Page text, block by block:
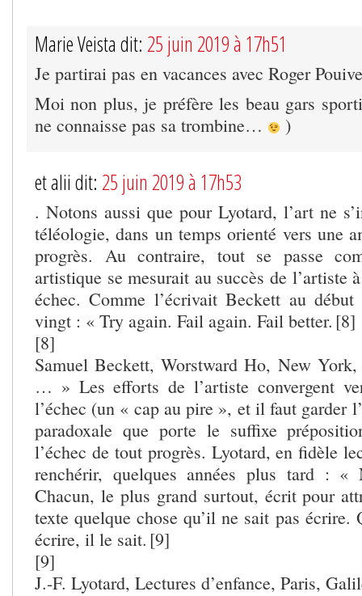
Marie Veista dit: 25 juin 2019 à 17h51
Je partirai pas en vacances avec Roger
Moi non plus, je préfère les beau gars
ne connaisse pas sa trombine…
)
et alii dit: 25 juin 2019 à 17h53
. Notons aussi que pour Lyotard, l’art ne
téléologie, dans un temps orienté vers une
progrès. Au contraire, tout se passe
artistique se mesurait au succès de l’artiste
échec. Comme l’écrivait Beckett au début
vingt : « Try again. Fail again. Fail better. [8]
[8]
Samuel Beckett, Worstward Ho, New York,
… » Les efforts de l’artiste convergent
l’échec (un « cap au pire », et il faut garder
paradoxale que porte le suffixe
l’échec de tout progrès. Lyotard, en fidèle
renchérir, quelques années plus tard :
Chacun, le plus grand surtout, écrit pour
texte quelque chose qu’il ne sait pas écrire.
écrire, il le sait. [9]
[9]
J.-F. Lyotard, Lectures d’enfance, Paris,